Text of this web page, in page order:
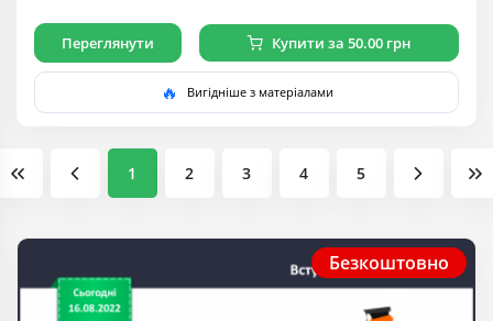
Переглянути Купити за 50.00 грн
🔥 Вигідніше з матеріалами
1 2 3 4 5
Безкоштовно